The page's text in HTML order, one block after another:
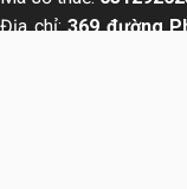
Địa chỉ:369 đường